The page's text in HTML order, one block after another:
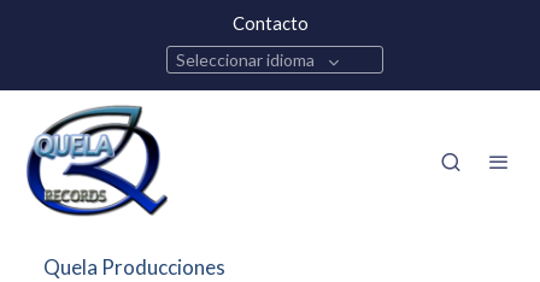
Contacto
Seleccionar idioma
Quela Producciones